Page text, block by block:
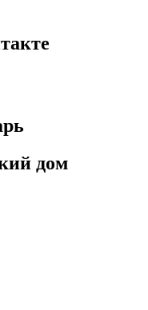
дом